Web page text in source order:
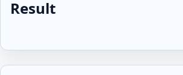
Result